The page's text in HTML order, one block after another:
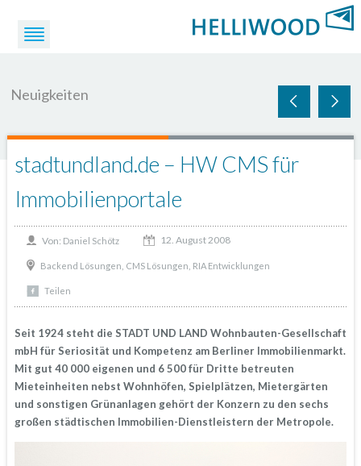
Neuigkeiten
stadtundland.de – HW CMS für
Immobilienportale
Von: Daniel Schötz 12. August 2008
Backend Lösungen CMS Lösungen RIA Entwicklungen
Teilen
Seit 1924 steht die STADT UND LAND Wohnbauten-Gesellschaft
mbH für Seriosität und Kompetenz am Berliner Immobilienmarkt.
Mit gut 40 000 eigenen und 6 500 für Dritte betreuten
Mieteinheiten nebst Wohnhöfen, Spielplätzen, Mietergärten
und sonstigen Grünanlagen gehört der Konzern zu den sechs
großen städtischen Immobilien-Dienstleistern der Metropole.